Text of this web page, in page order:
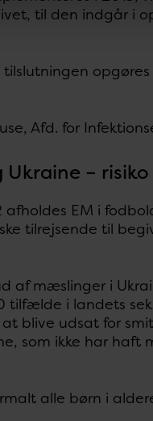
til den indgår i
Afd. for
–
afholdes EM i
tilrejsende til
af mæslinger i
i landets
blive udsat for
som ikke har
alle børn i